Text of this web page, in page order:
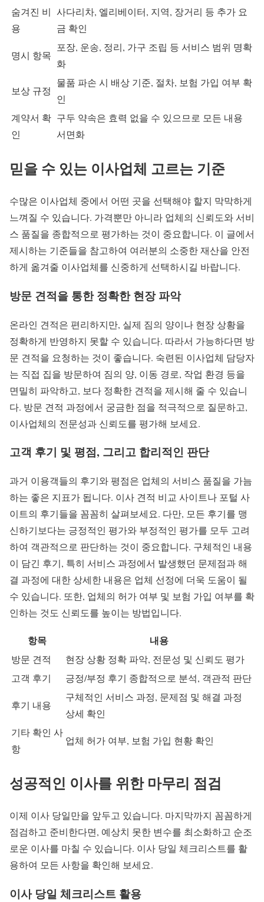
숨겨진 비
용
사다리차, 엘리베이터, 지역, 장거리 등 추가 요
금 확인
명시 항목
포장, 운송, 정리, 가구 조립 등 서비스 범위 명확
화
보상 규정
물품 파손 시 배상 기준, 절차, 보험 가입 여부 확
인
계약서 확
인
구두 약속은 효력 없을 수 있으므로 모든 내용
서면화
믿을 수 있는 이사업체 고르는 기준
수많은 이사업체 중에서 어떤 곳을 선택해야 할지 막막하게
느껴질 수 있습니다. 가격뿐만 아니라 업체의 신뢰도와 서비
스 품질을 종합적으로 평가하는 것이 중요합니다. 이 글에서
제시하는 기준들을 참고하여 여러분의 소중한 재산을 안전
하게 옮겨줄 이사업체를 신중하게 선택하시길 바랍니다.
방문 견적을 통한 정확한 현장 파악
온라인 견적은 편리하지만, 실제 짐의 양이나 현장 상황을
정확하게 반영하지 못할 수 있습니다. 따라서 가능하다면 방
문 견적을 요청하는 것이 좋습니다. 숙련된 이사업체 담당자
는 직접 집을 방문하여 짐의 양, 이동 경로, 작업 환경 등을
면밀히 파악하고, 보다 정확한 견적을 제시해 줄 수 있습니
다. 방문 견적 과정에서 궁금한 점을 적극적으로 질문하고,
이사업체의 전문성과 신뢰도를 평가해 보세요.
고객 후기 및 평점, 그리고 합리적인 판단
과거 이용객들의 후기와 평점은 업체의 서비스 품질을 가늠
하는 좋은 지표가 됩니다. 이사 견적 비교 사이트나 포털 사
이트의 후기들을 꼼꼼히 살펴보세요. 다만, 모든 후기를 맹
신하기보다는 긍정적인 평가와 부정적인 평가를 모두 고려
하여 객관적으로 판단하는 것이 중요합니다. 구체적인 내용
이 담긴 후기, 특히 서비스 과정에서 발생했던 문제점과 해
결 과정에 대한 상세한 내용은 업체 선정에 더욱 도움이 될
수 있습니다. 또한, 업체의 허가 여부 및 보험 가입 여부를 확
인하는 것도 신뢰도를 높이는 방법입니다.
항목 내용
방문 견적
현장 상황 정확 파악, 전문성 및 신뢰도 평가
고객 후기
긍정/부정 후기 종합적으로 분석, 객관적 판단
후기 내용
구체적인 서비스 과정, 문제점 및 해결 과정
상세 확인
기타 확인 사
항
업체 허가 여부, 보험 가입 현황 확인
성공적인 이사를 위한 마무리 점검
이제 이사 당일만을 앞두고 있습니다. 마지막까지 꼼꼼하게
점검하고 준비한다면, 예상치 못한 변수를 최소화하고 순조
로운 이사를 마칠 수 있습니다. 이사 당일 체크리스트를 활
용하여 모든 사항을 확인해 보세요.
이사 당일 체크리스트 활용